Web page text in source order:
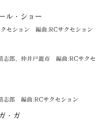
ル・ショー
クセション 編曲:RCサクセション
志郎、仲井戸麗市 編曲:RCサクセ
志郎 編曲:RCサクセション
・ガ